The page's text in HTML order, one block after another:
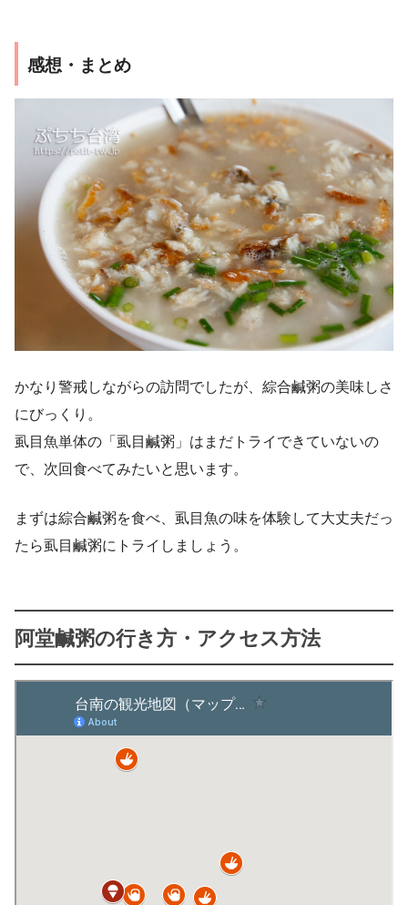
感想・まとめ
かなり警戒しながらの訪問でしたが、綜合鹹粥の美味しさ
にびっくり。
虱目魚単体の「虱目鹹粥」はまだトライできていないの
で、次回食べてみたいと思います。
まずは綜合鹹粥を食べ、虱目魚の味を体験して大丈夫だっ
たら虱目鹹粥にトライしましょう。
阿堂鹹粥の行き方・アクセス方法